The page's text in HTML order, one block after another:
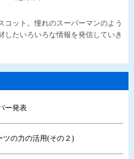
コット。憧れのスーパーマンのよう
したいろいろな情報を発信していき
ー発表
ツの力の活用(その２)